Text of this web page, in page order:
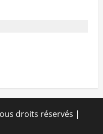
droits réservés |